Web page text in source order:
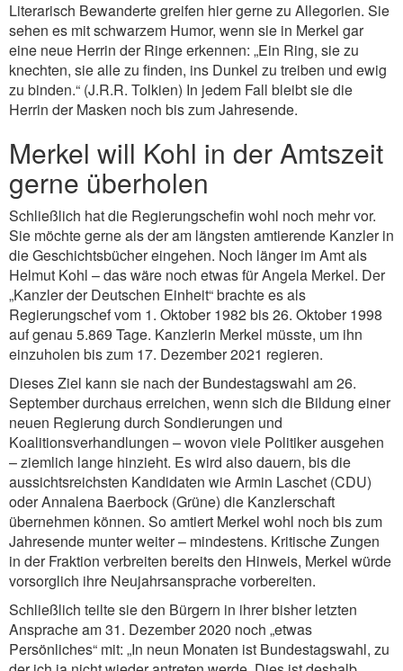
Literarisch Bewanderte greifen hier gerne zu Allegorien. Sie
sehen es mit schwarzem Humor, wenn sie in Merkel gar
eine neue Herrin der Ringe erkennen: „Ein Ring, sie zu
knechten, sie alle zu finden, ins Dunkel zu treiben und ewig
zu binden.“ (J.R.R. Tolkien) In jedem Fall bleibt sie die
Herrin der Masken noch bis zum Jahresende.
Merkel will Kohl in der Amtszeit
gerne überholen
Schließlich hat die Regierungschefin wohl noch mehr vor.
Sie möchte gerne als der am längsten amtierende Kanzler in
die Geschichtsbücher eingehen. Noch länger im Amt als
Helmut Kohl – das wäre noch etwas für Angela Merkel. Der
„Kanzler der Deutschen Einheit“ brachte es als
Regierungschef vom 1. Oktober 1982 bis 26. Oktober 1998
auf genau 5.869 Tage. Kanzlerin Merkel müsste, um ihn
einzuholen bis zum 17. Dezember 2021 regieren.
Dieses Ziel kann sie nach der Bundestagswahl am 26.
September durchaus erreichen, wenn sich die Bildung einer
neuen Regierung durch Sondierungen und
Koalitionsverhandlungen – wovon viele Politiker ausgehen
– ziemlich lange hinzieht. Es wird also dauern, bis die
aussichtsreichsten Kandidaten wie Armin Laschet (CDU)
oder Annalena Baerbock (Grüne) die Kanzlerschaft
übernehmen können. So amtiert Merkel wohl noch bis zum
Jahresende munter weiter – mindestens. Kritische Zungen
in der Fraktion verbreiten bereits den Hinweis, Merkel würde
vorsorglich ihre Neujahrsansprache vorbereiten.
Schließlich teilte sie den Bürgern in ihrer bisher letzten
Ansprache am 31. Dezember 2020 noch „etwas
Persönliches“ mit: „In neun Monaten ist Bundestagswahl, zu